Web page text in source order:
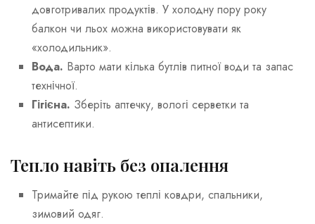
довготривалих продуктів. У холодну пору року
балкон чи льох можна використовувати як
«холодильник».
Вода. Варто мати кілька бутлів питної води та запас
технічної.
Гігієна. Зберіть аптечку, вологі серветки та
антисептики.
Тепло навіть без опалення
Тримайте під рукою теплі ковдри, спальники,
зимовий одяг.